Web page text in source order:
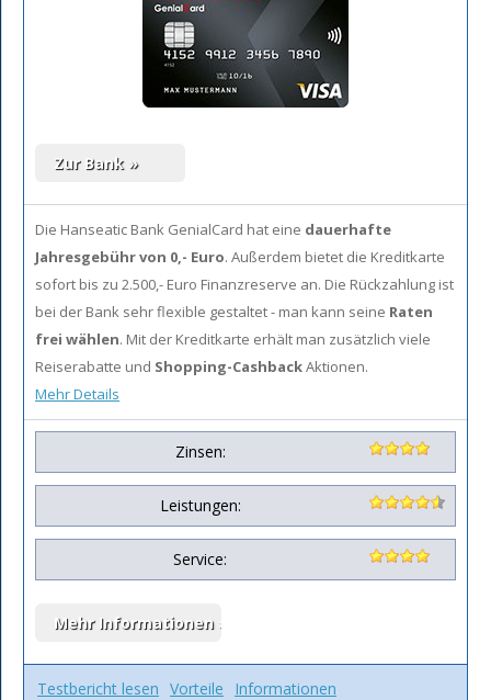
Die Hanseatic Bank GenialCard hat eine dauerhafte
Jahresgebühr von 0,- Euro. Außerdem bietet die Kreditkarte
sofort bis zu 2.500,- Euro Finanzreserve an. Die Rückzahlung ist
bei der Bank sehr flexible gestaltet - man kann seine Raten
frei wählen. Mit der Kreditkarte erhält man zusätzlich viele
Reiserabatte und Shopping-CashbackAktionen.
Mehr Details
Zinsen:
Leistungen:
Service:
Testbericht lesen Vorteile Informationen